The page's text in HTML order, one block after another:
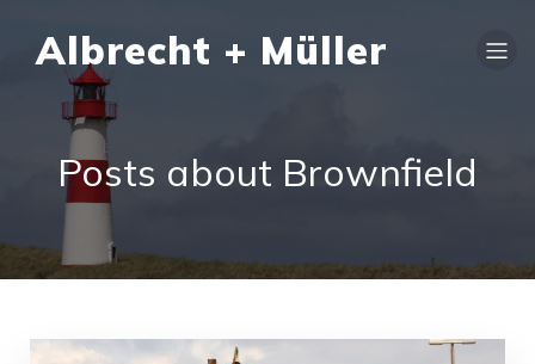
Albrecht + Müller
Posts about Brownfield